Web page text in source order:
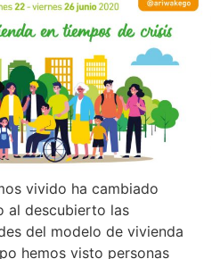
vivido ha cambiado
al descubierto las
del modelo de vivienda
hemos visto personas